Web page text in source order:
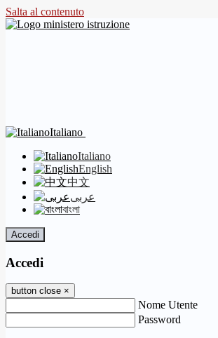
Salta al contenuto
Italiano
Italiano
English
中文
عربى
বাংলা
Accedi
Accedi
button close ×
Nome Utente
Password